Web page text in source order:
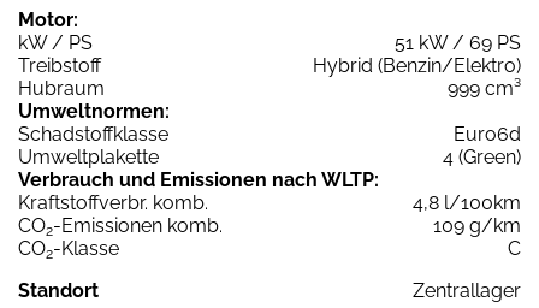
Motor:
kW / PS
51 kW / 69 PS
Treibstoff
Hybrid (Benzin/Elektro)
Hubraum
999 cm³
Umweltnormen:
Schadstoffklasse
Euro6d
Umweltplakette
4 (Green)
Verbrauch und Emissionen nach WLTP:
Kraftstoffverbr. komb.
4,8 l/100km
CO2-Emissionen komb.
109 g/km
CO2-Klasse
C
Standort
Zentrallager